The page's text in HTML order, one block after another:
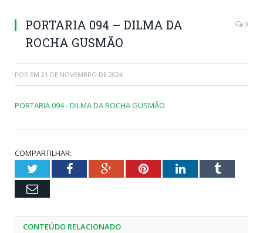
PORTARIA 094 – DILMA DA
ROCHA GUSMÃO
0
POR EM 21 DE NOVEMBRO DE 2024
PORTARIA 094 - DILMA DA ROCHA GUSMÃO
COMPARTILHAR:
TwitterFacebookGoogle+PinterestLinkedInTumblr
Email
CONTEÚDO RELACIONADO